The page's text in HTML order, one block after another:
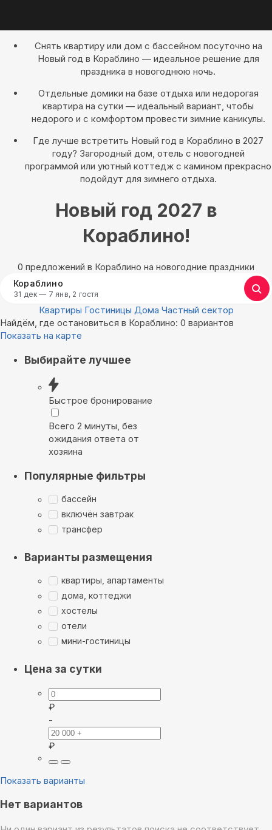
Снять квартиру или дом с бассейном посуточно на
Новый год в Кораблино — идеальное решение для
праздника в новогоднюю ночь.
Отдельные домики на базе отдыха или недорогая
квартира на сутки — идеальный вариант, чтобы
недорого и с комфортом провести зимние каникулы.
Где лучше встретить Новый год в Кораблино в 2027
году? Загородный дом, отель с новогодней
программой или уютный коттедж с камином прекрасно
подойдут для зимнего отдыха.
Новый год 2027 в
Кораблино!
0 предложений в Кораблино на новогодние праздники
Кораблино
31 дек — 7 янв, 2 гостя
Квартиры Гостиницы Дома Частный сектор
Найдём, где остановиться в Кораблино: 0 вариантов
Показать на карте
Выбирайте лучшее
Быстрое бронирование
Всего 2 минуты, без
ожидания ответа от
хозяина
Популярные фильтры
бассейн
включён завтрак
трансфер
Варианты размещения
квартиры, апартаменты
дома, коттеджи
хостелы
отели
мини-гостиницы
Цена за сутки
₽
-
₽
Показать варианты
Нет вариантов